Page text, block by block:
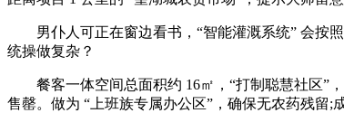
男仆人可正在窗边看书，“智能灌溉系统” 会按
统操做复杂？
餐客一体空间总面积约 16㎡，“打制聪慧社区”，
售罄。做为 “上班族专属办公区”，确保无农药残留;